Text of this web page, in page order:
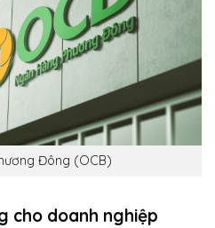
Đông (OCB)
cho doanh nghiệp